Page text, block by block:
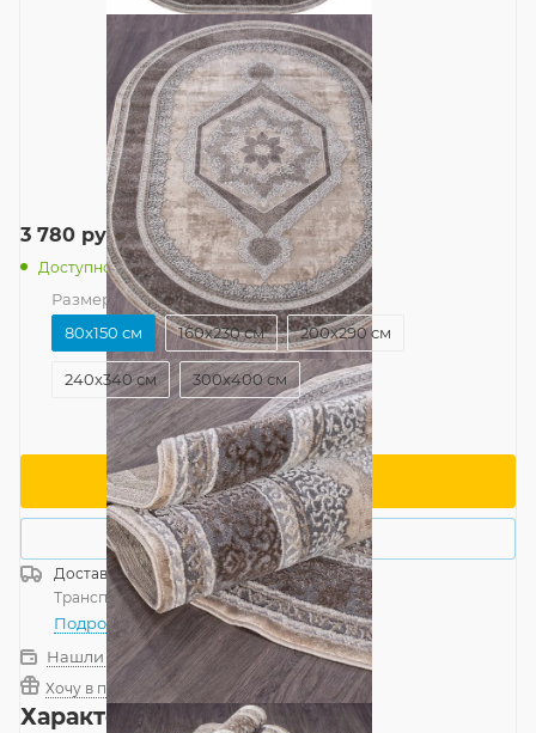
3 780 руб./шт
Доступно: 28
Размер — 80x150 см
80x150 см
160x230 см 200x290 см
240x340 см 300x400 см
В корзину
Купить в 1 клик
ДоставкаРоссия
Транспортной компанией—бесплатно
Подробнее
Нашли дешевле?
Хочу в подарок
Характеристики